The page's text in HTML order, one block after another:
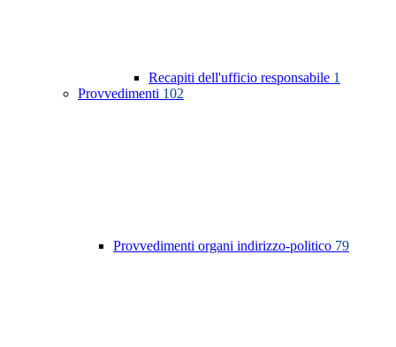
Recapiti dell'ufficio responsabile 1
Provvedimenti 102
Provvedimenti organi indirizzo-politico 79